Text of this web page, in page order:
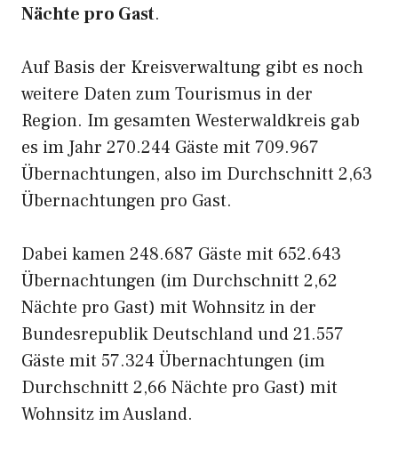
Nächte pro Gast.
Auf Basis der Kreisverwaltung gibt es noch
weitere Daten zum Tourismus in der
Region. Im gesamten Westerwaldkreis gab
es im Jahr 270.244 Gäste mit 709.967
Übernachtungen, also im Durchschnitt 2,63
Übernachtungen pro Gast.
Dabei kamen 248.687 Gäste mit 652.643
Übernachtungen (im Durchschnitt 2,62
Nächte pro Gast) mit Wohnsitz in der
Bundesrepublik Deutschland und 21.557
Gäste mit 57.324 Übernachtungen (im
Durchschnitt 2,66 Nächte pro Gast) mit
Wohnsitz im Ausland.